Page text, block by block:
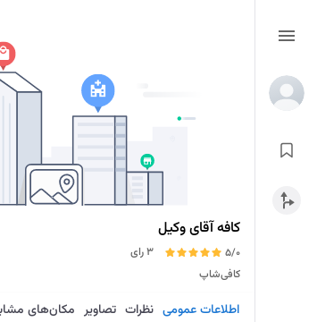
کافه آقای وکیل
5/0
3 رای
کافی‌شاپ
اطلاعات عمومی نظرات تصاویر مکان‌های